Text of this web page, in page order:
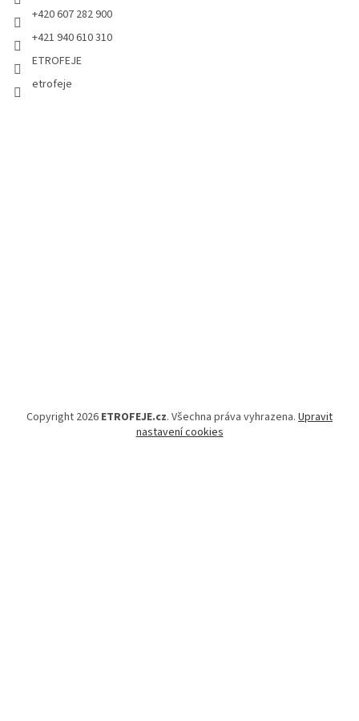
+420 607 282 900
+421 940 610 310
ETROFEJE
etrofeje
Copyright 2026 ETROFEJE.cz. Všechna práva vyhrazena. Upravit
nastavení cookies